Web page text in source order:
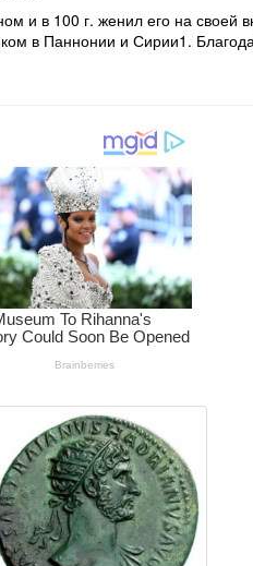
и в 100 г. женил его на своей
в Паннонии и Сирии1.